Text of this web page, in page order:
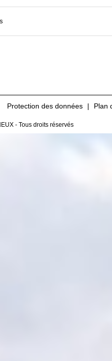
Protection des données Plan
- Tous droits réservés